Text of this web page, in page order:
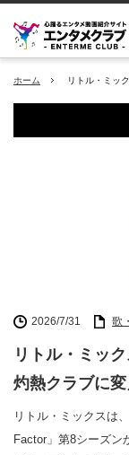
ホーム リトル・ミッ
2026/7/31 歌
リトル・ミッ
灼熱クラブに
リトル・ミックスは
Factor」第8シーズン